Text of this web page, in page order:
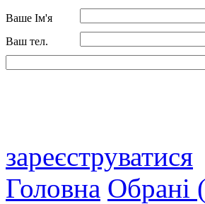
Ваше Ім'я
Ваш тел.
зареєструватися
Головна Обрані